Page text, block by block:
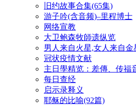
旧约故事合集(65集)
游子吟(含音频)–里程博士
网络宣教
大卫鲍森牧師遗纵览
男人来自火星,女人来自金
冠状疫情文献
主日學精览：差傳、传福
每日查经
启示录释义
耶稣的比喻(92篇)